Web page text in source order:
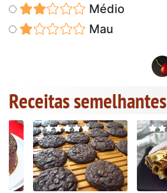
Médio
Mau
Receitas semelhantes